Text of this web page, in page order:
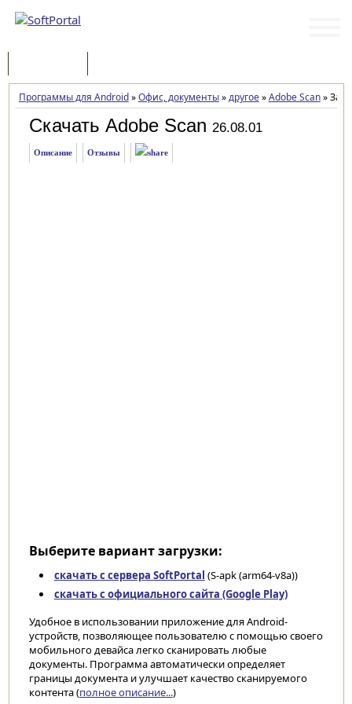
Программы для Android»Офис, документы»другое»Adobe Scan»
Скачать Adobe Scan 26.08.01
Описание Отзывы
Выберите вариант загрузки:
скачать с сервера SoftPortal (S-apk (arm64-v8a))
скачать с официального сайта (Google Play)
Удобное в использовании приложение для Android-
устройств, позволяющее пользователю с помощью своего
мобильного девайса легко сканировать любые
документы. Программа автоматически определяет
границы документа и улучшает качество сканируемого
контента (полное описание...)